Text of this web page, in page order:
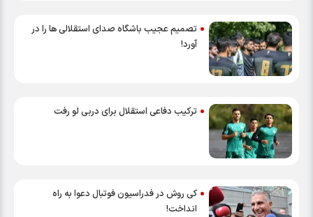
تصمیم عجیب باشگاه صدای استقلالی ها را در
آورد!
ترکیب دفاعی استقلال برای دربی لو رفت
کی روش در فدراسیون فوتبال دعوا به راه
انداخت!